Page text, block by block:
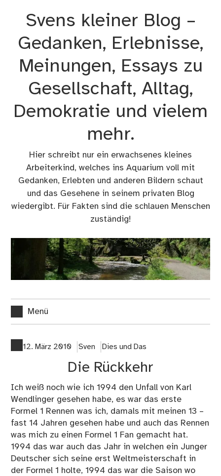
Svens kleiner Blog –
Gedanken, Erlebnisse,
Meinungen, Essays zu
Gesellschaft, Alltag,
Demokratie und vielem
mehr.
Hier schreibt nur ein erwachsenes kleines
Arbeiterkind, welches ins Aquarium voll mit
Gedanken, Erlebten und anderen Bildern schaut
und das Gesehene in seinem privaten Blog
wiedergibt. Für Fakten sind die schlauen Menschen
zuständig!
Menü
12. März 2010 Sven Dies und Das
Die Rückkehr
Ich weiß noch wie ich 1994 den Unfall von Karl
Wendlinger gesehen habe, es war das erste
Formel 1 Rennen was ich, damals mit meinen 13 –
fast 14 Jahren gesehen habe und auch das Rennen
was mich zu einen Formel 1 Fan gemacht hat.
1994 das war auch das Jahr in welchen ein Junger
Deutscher sich seine erst Weltmeisterschaft in
der Formel 1 holte, 1994 das war die Saison wo